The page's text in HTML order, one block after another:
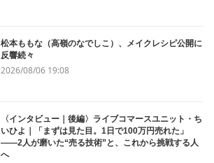
松本ももな（高嶺のなでしこ）、メイクレシピ公開に
反響続々
2026/08/06 19:08
〈インタビュー｜後編〉ライブコマースユニット・ち
いひよ｜「まずは見た目。1日で100万円売れた」
——2人が磨いた“売る技術”と、これから挑戦する人
へ